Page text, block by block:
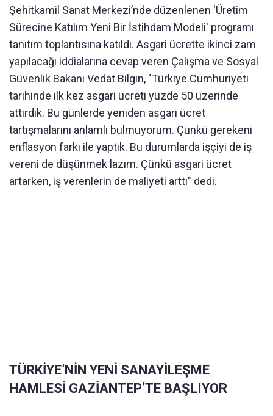
Şehitkamil Sanat Merkezi’nde düzenlenen 'Üretim
Sürecine Katılım Yeni Bir İstihdam Modeli' programı
tanıtım toplantısına katıldı. Asgari ücrette ikinci zam
yapılacağı iddialarına cevap veren Çalışma ve Sosyal
Güvenlik Bakanı Vedat Bilgin, "Türkiye Cumhuriyeti
tarihinde ilk kez asgari ücreti yüzde 50 üzerinde
attırdık. Bu günlerde yeniden asgari ücret
tartışmalarını anlamlı bulmuyorum. Çünkü gerekeni
enflasyon farkı ile yaptık. Bu durumlarda işçiyi de iş
vereni de düşünmek lazım. Çünkü asgari ücret
artarken, iş verenlerin de maliyeti arttı" dedi.
TÜRKİYE’NİN YENİ SANAYİLEŞME
HAMLESİ GAZİANTEP’TE BAŞLIYOR